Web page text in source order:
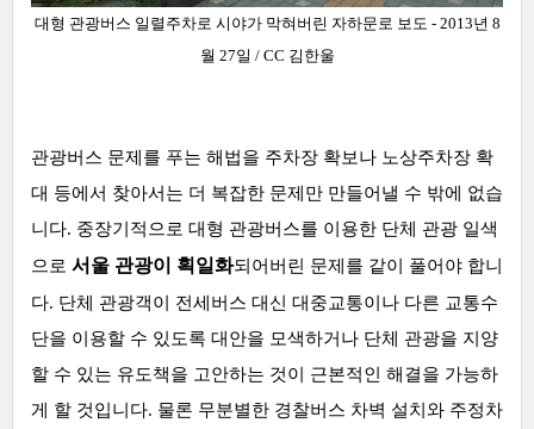
대형 관광버스 일렬주차로 시야가 막혀버린 자하문로 보도 - 2013년 8
월 27일 / CC 김한울
관광버스 문제를 푸는 해법을 주차장 확보나 노상주차장 확
대 등에서 찾아서는 더 복잡한 문제만 만들어낼 수 밖에 없습
니다. 중장기적으로 대형 관광버스를 이용한 단체 관광 일색
으로 서울 관광이 획일화되어버린 문제를 같이 풀어야 합니
다. 단체 관광객이 전세버스 대신 대중교통이나 다른 교통수
단을 이용할 수 있도록 대안을 모색하거나 단체 관광을 지양
할 수 있는 유도책을 고안하는 것이 근본적인 해결을 가능하
게 할 것입니다. 물론 무분별한 경찰버스 차벽 설치와 주정차